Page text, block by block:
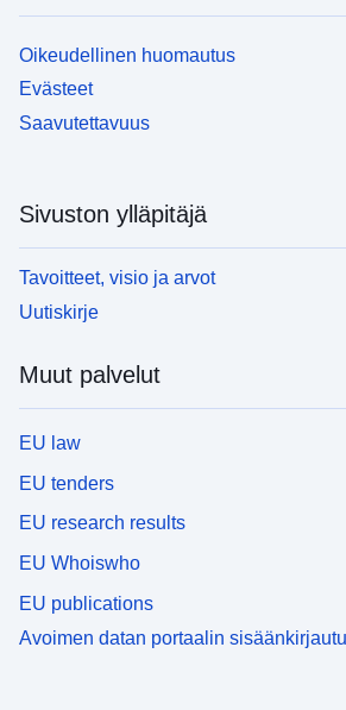
Oikeudellinen huomautus
Evästeet
Saavutettavuus
Sivuston ylläpitäjä
Tavoitteet, visio ja arvot
Uutiskirje
Muut palvelut
EU law
EU tenders
EU research results
EU Whoiswho
EU publications
Avoimen datan portaalin